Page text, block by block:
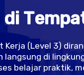
di Tempa
Kerja (Level 3)
langsung di
belajar praktik,